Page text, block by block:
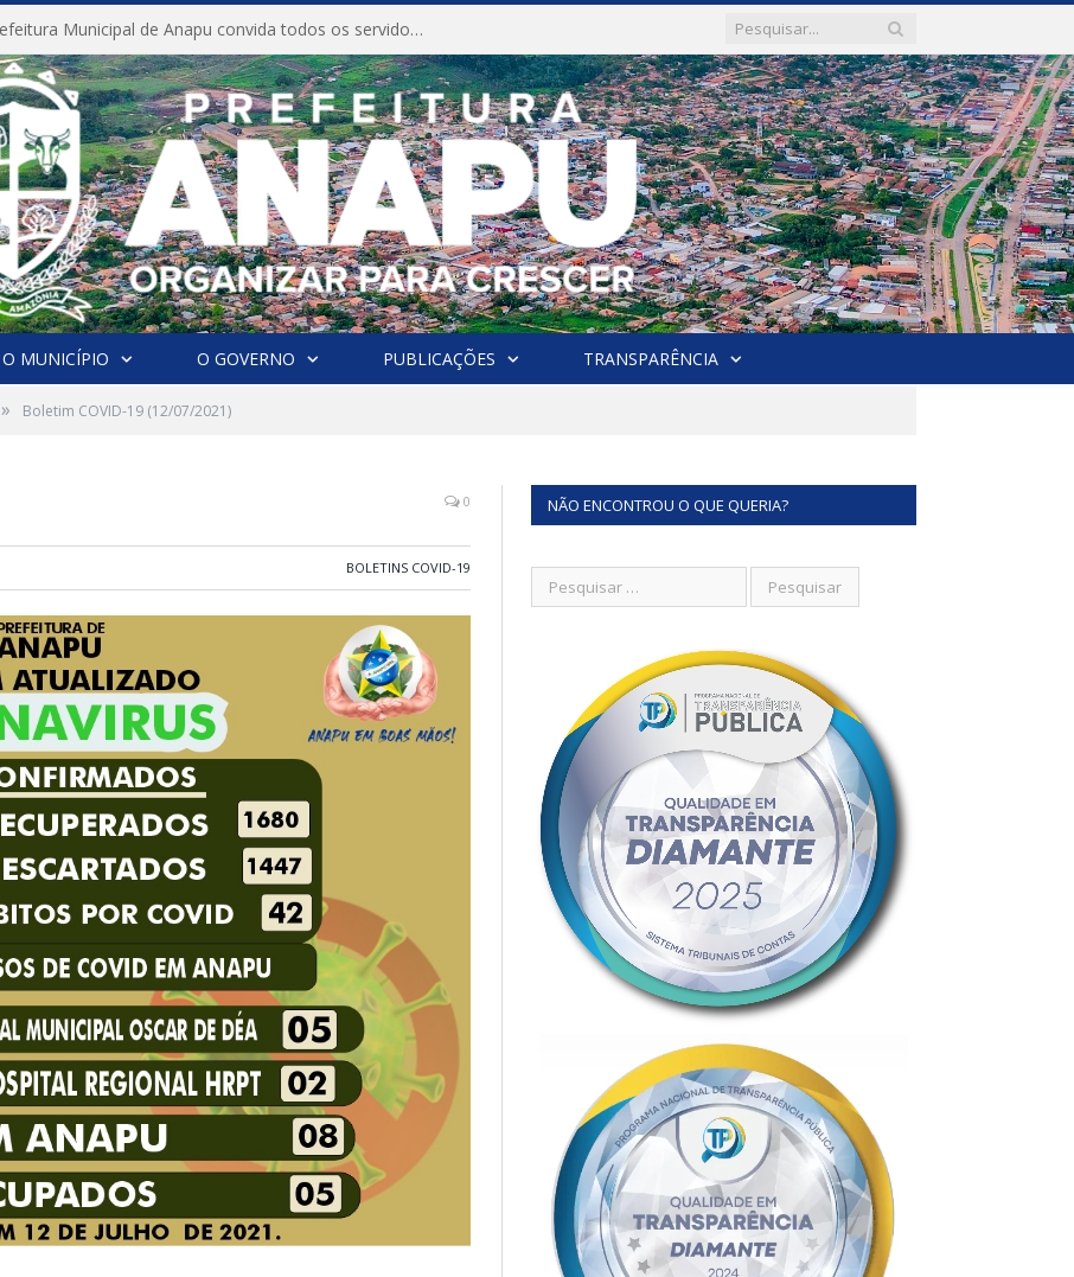
CONVITE A Prefeitura Municipal de Anapu convida todos os servidores públicos municipais para participarem da Audiência Pública de discussão da Lei de Diretrizes Orçamentárias (LDO), importante instrumento de planejamento das ações e investimentos da Administração Pública para o próximo exercício financeiro.
O MUNICÍPIO O GOVERNO PUBLICAÇÕES TRANSPARÊNCIA
» Boletim COVID-19 (12/07/2021)
0
BOLETINS COVID-19
NÃO ENCONTROU O QUE QUERIA?